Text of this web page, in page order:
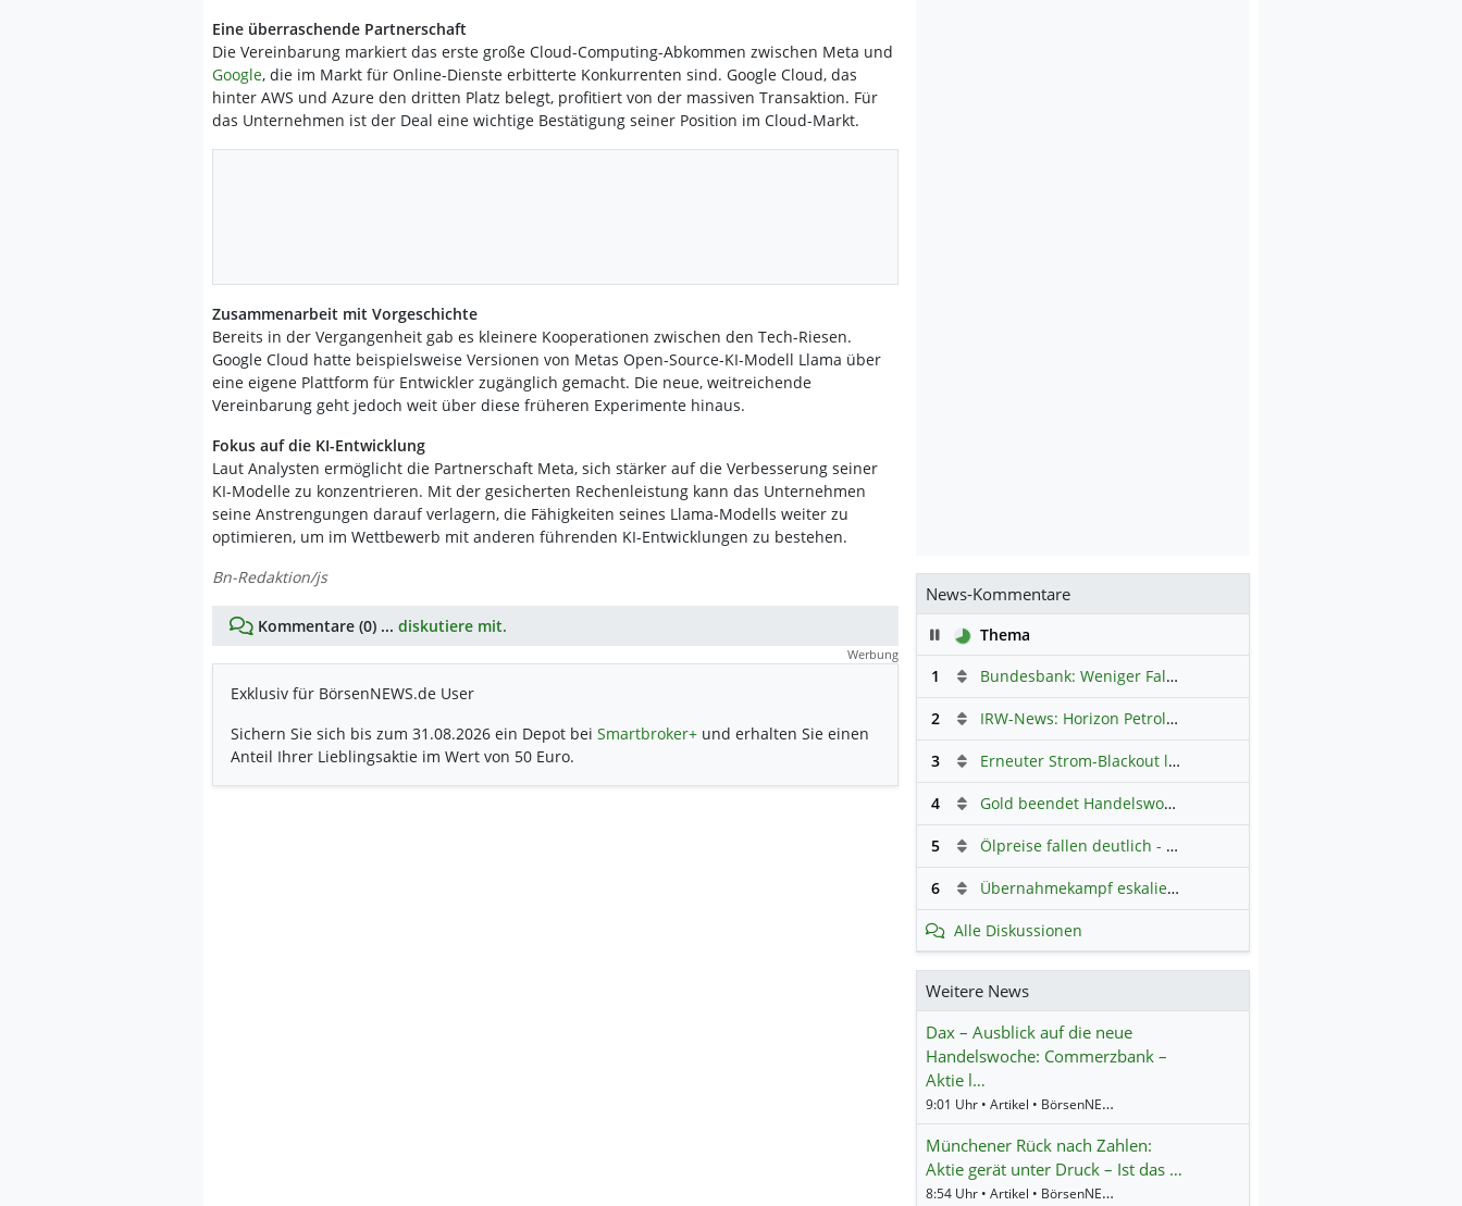
Eine überraschende Partnerschaft
Die Vereinbarung markiert das erste große Cloud-Computing-Abkommen zwischen Meta und
Google, die im Markt für Online-Dienste erbitterte Konkurrenten sind. Google Cloud, das
hinter AWS und Azure den dritten Platz belegt, profitiert von der massiven Transaktion. Für
das Unternehmen ist der Deal eine wichtige Bestätigung seiner Position im Cloud-Markt.
Zusammenarbeit mit Vorgeschichte
Bereits in der Vergangenheit gab es kleinere Kooperationen zwischen den Tech-Riesen.
Google Cloud hatte beispielsweise Versionen von Metas Open-Source-KI-Modell Llama über
eine eigene Plattform für Entwickler zugänglich gemacht. Die neue, weitreichende
Vereinbarung geht jedoch weit über diese früheren Experimente hinaus.
Fokus auf die KI-Entwicklung
Laut Analysten ermöglicht die Partnerschaft Meta, sich stärker auf die Verbesserung seiner
KI-Modelle zu konzentrieren. Mit der gesicherten Rechenleistung kann das Unternehmen
seine Anstrengungen darauf verlagern, die Fähigkeiten seines Llama-Modells weiter zu
optimieren, um im Wettbewerb mit anderen führenden KI-Entwicklungen zu bestehen.
Bn-Redaktion/js
Kommentare (0) ... diskutiere mit.
Werbung
Exklusiv für BörsenNEWS.de User
Sichern Sie sich bis zum 31.08.2026 ein Depot bei Smartbroker+ und erhalten Sie einen
Anteil Ihrer Lieblingsaktie im Wert von 50 Euro.
News-Kommentare
PauseThema
1
Bundesbank: Weniger Falschgeld in Deutschland
2 IRW-News: Horizon Petroleum Ltd. : Horizon Petroleum beginnt mit der Testförderung im Projekt Lachowice in Polen und schließt die Platzierung einer überzeichneten Wandelanleihe ab
3 Erneuter Strom-Blackout legt ganz Kuba lahm
4 Gold beendet Handelswoche mit Knall: Barrick Mining – Ist diese Aktie wieder ein Kauf?
5 Ölpreise fallen deutlich - Fortschritte zwischen USA und Iran belasten
6 Übernahmekampf eskaliert: Wird die Commerzbank italienisch?
Alle Diskussionen
Weitere News
Dax – Ausblick auf die neue
Handelswoche: Commerzbank –
Aktie l…
9:01 Uhr • Artikel • BörsenNEWS.de
Münchener Rück nach Zahlen:
Aktie gerät unter Druck – Ist das …
8:54 Uhr • Artikel • BörsenNEWS.de